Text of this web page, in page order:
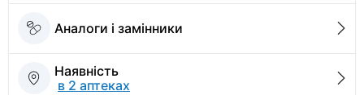
Аналоги і замінники
Наявність
в 2 аптеках